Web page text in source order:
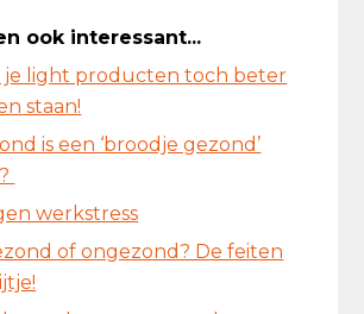
ook interessant...
je light producten toch beter
staan!
is een ‘broodje gezond’
werkstress
of ongezond? De feiten